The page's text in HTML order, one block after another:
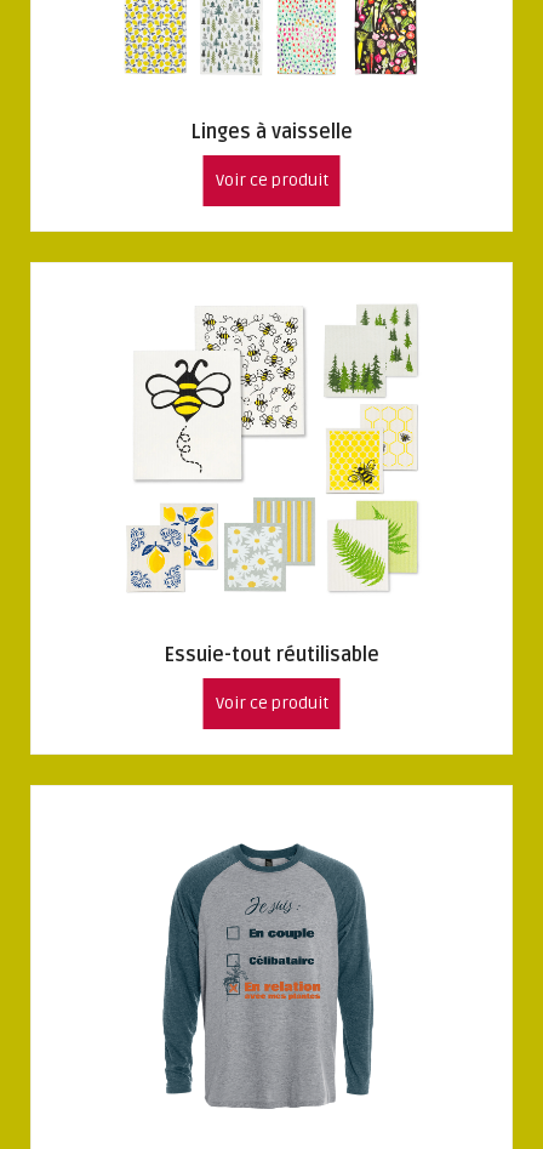
Linges à vaisselle
Voir ce produit
Essuie-tout réutilisable
Voir ce produit